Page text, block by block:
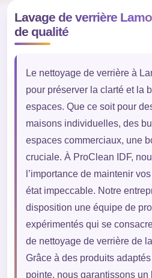
Lavage de verrière
de qualité
Le nettoyage de verrière à
pour préserver la clarté et la
espaces. Que ce soit pour
maisons individuelles, des
espaces commerciaux, une
cruciale. À ProClean IDF,
l’importance de maintenir
état impeccable. Notre
disposition une équipe de
expérimentés qui se
de nettoyage de verrière de
Grâce à des produits
pointe, nous garantissons